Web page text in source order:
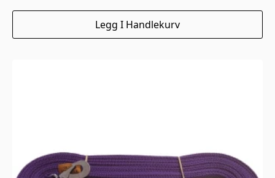
Legg I Handlekurv